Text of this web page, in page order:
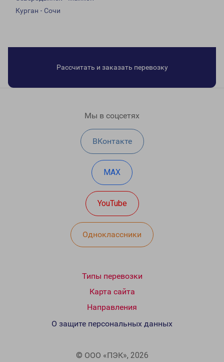
Курган - Сочи
Рассчитать и заказать перевозку
Мы в соцсетях
ВКонтакте
MAX
YouTube
Одноклассники
Типы перевозки
Карта сайта
Направления
© ООО «ПЭК», 2026
О защите персональных данных